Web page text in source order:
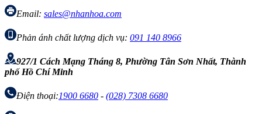
Email: sales@nhanhoa.com
Phản ánh chất lượng dịch vụ: 091 140 8966
927/1 Cách Mạng Tháng 8, Phường Tân Sơn Nhất, Thành
phố Hồ Chí Minh
Điện thoại:1900 6680 - (028) 7308 6680